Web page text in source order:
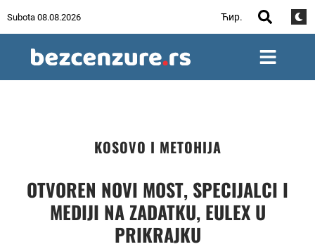
Subota 08.08.2026 Ћир.
KOSOVO I METOHIJA
OTVOREN NOVI MOST, SPECIJALCI I
MEDIJI NA ZADATKU, EULEX U
PRIKRAJKU